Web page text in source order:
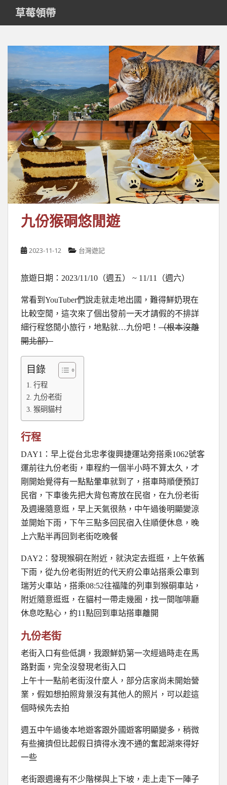
i
草莓領帶
九份猴硐悠閒遊
2023-11-12 台灣遊記
旅遊日期：2023/11/10（週五） ~ 11/11（週六）
常看到YouTuber們說走就走地出國，難得鮮奶現在
比較空閒，這次來了個出發前一天才請假的不排詳
細行程悠閒小旅行，地點就…九份吧！ （根本沒離
開北部）
目錄
行程
九份老街
猴硐貓村
行程
DAY1：早上從台北忠孝復興捷運站旁搭乘1062號客
運前往九份老街，車程約一個半小時不算太久，才
剛開始覺得有一點點暈車就到了，搭車時順便預訂
民宿，下車後先把大背包寄放在民宿，在九份老街
及週邊隨意逛，早上天氣很熱，中午過後明顯變涼
並開始下雨，下午三點多回民宿入住順便休息，晚
上六點半再回到老街吃晚餐
DAY2：發現猴硐在附近，就決定去逛逛，上午依舊
下雨，從九份老街附近的代天府公車站搭乘公車到
瑞芳火車站，搭乘08:52往福隆的列車到猴硐車站，
附近隨意逛逛，在貓村一帶走幾圈，找一間咖啡廳
休息吃點心，約11點回到車站搭車離開
九份老街
老街入口有些低調，我跟鮮奶第一次經過時走在馬
路對面，完全沒發現老街入口
上午十一點前老街沒什麼人，部分店家尚未開始營
業，假如想拍照背景沒有其他人的照片，可以趁這
個時候先去拍
週五中午過後本地遊客跟外國遊客明顯變多，稍微
有些擁擠但比起假日擠得水洩不通的奮起湖來得好
一些
老街跟週邊有不少階梯與上下坡，走上走下一陣子